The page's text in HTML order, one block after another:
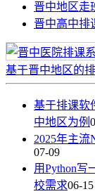
晋中地区走
晋中高中排
基于晋中地区的
基于排课
中地区为例
2025年主
07-09
用Python写
校需求06-15